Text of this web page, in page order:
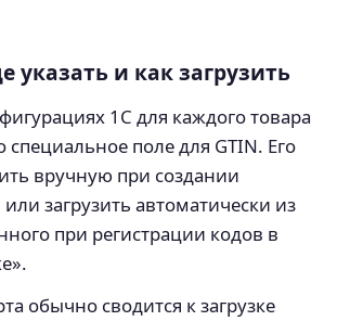
указать и как загрузить
1С для каждого товара
специальное поле для GTIN. Его
вручную при создании
загрузить автоматически из
при регистрации кодов в
обычно сводится к загрузке